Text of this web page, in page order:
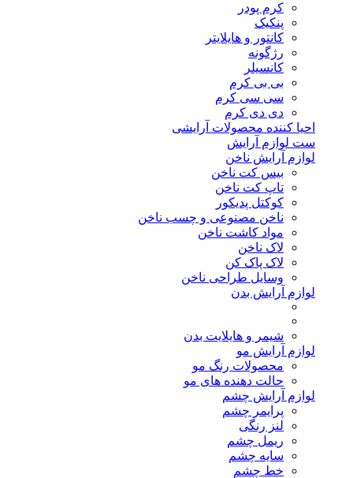
کرم پودر
پنکیک
کانتور و هایلایتر
رژگونه
کانسیلر
بی بی کرم
سی سی کرم
دی دی کرم
احیا کننده محصولات آرایشی
ست لوازم آرایش
لوازم آرایش ناخن
بیس کت ناخن
تاپ کت ناخن
کوکتل پدیکور
ناخن مصنوعی و چسب ناخن
مواد کاشت ناخن
لاک ناخن
لاک پاک کن
وسایل طراحی ناخن
لوازم آرایش بدن
شیمر و هایلایت بدن
لوازم آرایش مو
محصولات رنگ مو
حالت دهنده های مو
لوازم آرایش چشم
پرایمر چشم
لنز رنگی
ریمل چشم
سایه چشم
خط چشم